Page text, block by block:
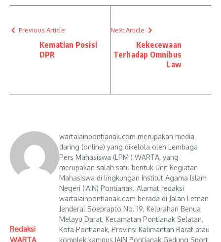
Previous Article
Kematian Posisi
DPR
Next Article
Kekecewaan
Terhadap Omnibus
Law
Redaksi
WARTA
wartaiainpontianak.com merupakan media
daring (online) yang dikelola oleh Lembaga
Pers Mahasiswa (LPM ) WARTA, yang
merupakan salah satu bentuk Unit Kegiatan
Mahasiswa di lingkungan Institut Agama Islam
Negeri (IAIN) Pontianak. Alamat redaksi
wartaiainpontianak.com berada di Jalan Letnan
Jenderal Soeprapto No. 19, Kelurahan Benua
Melayu Darat, Kecamatan Pontianak Selatan,
Kota Pontianak, Provinsi Kalimantan Barat atau
komplek kampus IAIN Pontianak Gedung Sport